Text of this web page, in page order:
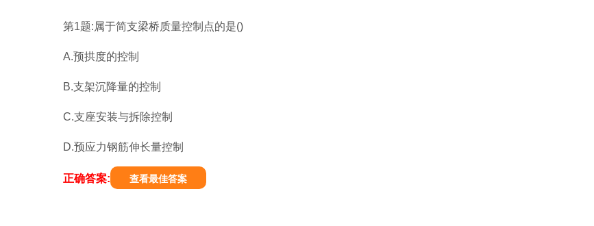
第1题:属于简支梁桥质量控制点的是()
A.预拱度的控制
B.支架沉降量的控制
C.支座安装与拆除控制
D.预应力钢筋伸长量控制
正确答案: 查看最佳答案